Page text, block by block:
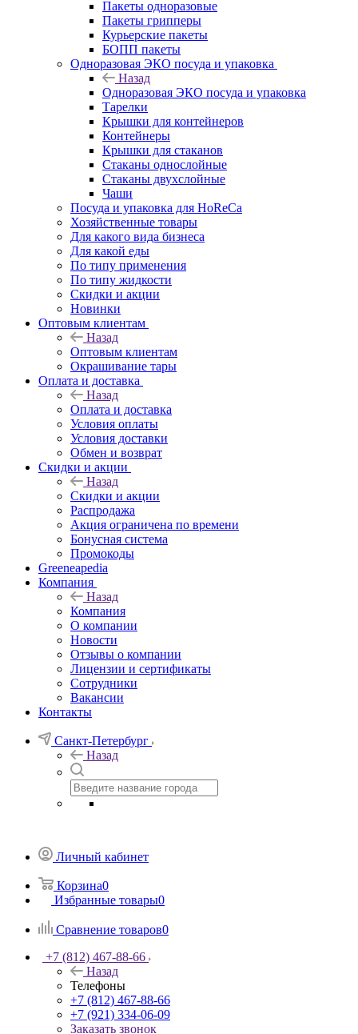
Пакеты одноразовые
Пакеты грипперы
Курьерские пакеты
БОПП пакеты
Одноразовая ЭКО посуда и упаковка
Назад
Одноразовая ЭКО посуда и упаковка
Тарелки
Крышки для контейнеров
Контейнеры
Крышки для стаканов
Стаканы однослойные
Стаканы двухслойные
Чаши
Посуда и упаковка для HoReCa
Хозяйственные товары
Для какого вида бизнеса
Для какой еды
По типу применения
По типу жидкости
Скидки и акции
Новинки
Оптовым клиентам
Назад
Оптовым клиентам
Окрашивание тары
Оплата и доставка
Назад
Оплата и доставка
Условия оплаты
Условия доставки
Обмен и возврат
Скидки и акции
Назад
Скидки и акции
Распродажа
Акция ограничена по времени
Бонусная система
Промокоды
Greeneapedia
Компания
Назад
Компания
О компании
Новости
Отзывы о компании
Лицензии и сертификаты
Сотрудники
Вакансии
Контакты
Санкт-Петербург
Назад
Личный кабинет
Корзина0
Избранные товары0
Сравнение товаров0
+7 (812) 467-88-66
Назад
Телефоны
+7 (812) 467-88-66
+7 (921) 334-06-09
Заказать звонок